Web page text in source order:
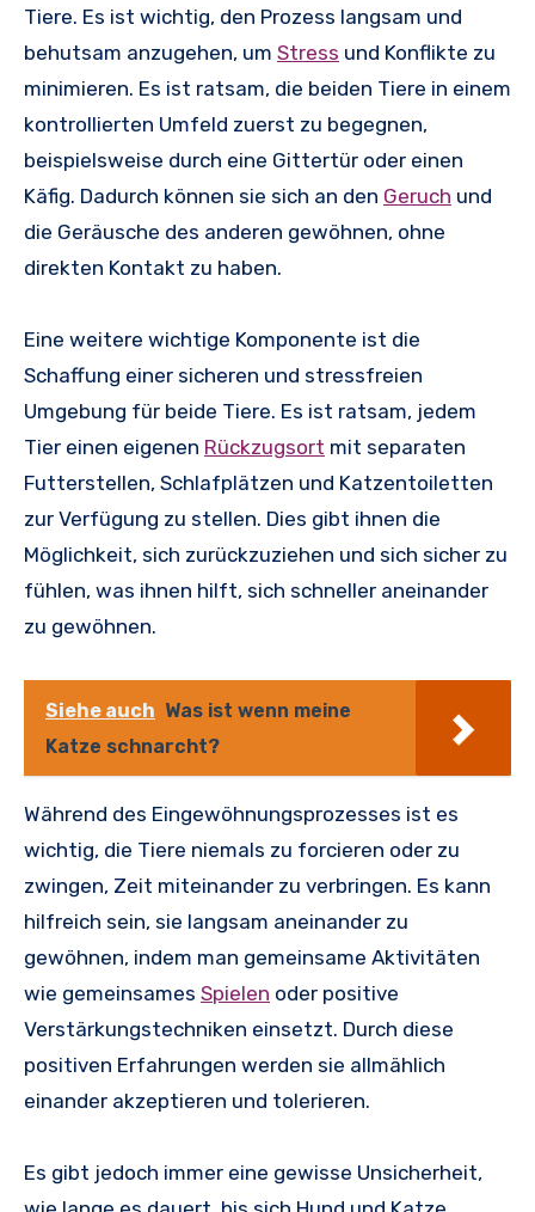
Tiere. Es ist wichtig, den Prozess langsam und
behutsam anzugehen, um Stress und Konflikte zu
minimieren. Es ist ratsam, die beiden Tiere in einem
kontrollierten Umfeld zuerst zu begegnen,
beispielsweise durch eine Gittertür oder einen
Käfig. Dadurch können sie sich an den Geruch und
die Geräusche des anderen gewöhnen, ohne
direkten Kontakt zu haben.
Eine weitere wichtige Komponente ist die
Schaffung einer sicheren und stressfreien
Umgebung für beide Tiere. Es ist ratsam, jedem
Tier einen eigenen Rückzugsort mit separaten
Futterstellen, Schlafplätzen und Katzentoiletten
zur Verfügung zu stellen. Dies gibt ihnen die
Möglichkeit, sich zurückzuziehen und sich sicher zu
fühlen, was ihnen hilft, sich schneller aneinander
zu gewöhnen.
Siehe auch Was ist wenn meine
Katze schnarcht?
Während des Eingewöhnungsprozesses ist es
wichtig, die Tiere niemals zu forcieren oder zu
zwingen, Zeit miteinander zu verbringen. Es kann
hilfreich sein, sie langsam aneinander zu
gewöhnen, indem man gemeinsame Aktivitäten
wie gemeinsames Spielen oder positive
Verstärkungstechniken einsetzt. Durch diese
positiven Erfahrungen werden sie allmählich
einander akzeptieren und tolerieren.
Es gibt jedoch immer eine gewisse Unsicherheit,